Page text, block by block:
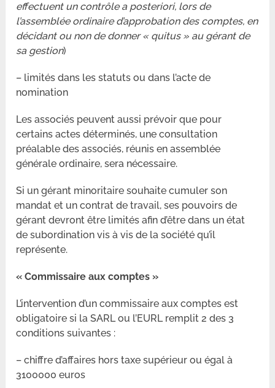
effectuent un contrôle a posteriori, lors de
l’assemblée ordinaire d’approbation des comptes, en
décidant ou non de donner « quitus » au gérant de
sa gestion)
– limités dans les statuts ou dans l’acte de
nomination
Les associés peuvent aussi prévoir que pour
certains actes déterminés, une consultation
préalable des associés, réunis en assemblée
générale ordinaire, sera nécessaire.
Si un gérant minoritaire souhaite cumuler son
mandat et un contrat de travail, ses pouvoirs de
gérant devront être limités afin d’être dans un état
de subordination vis à vis de la société qu’il
représente.
« Commissaire aux comptes »
L’intervention d’un commissaire aux comptes est
obligatoire si la SARL ou l’EURL remplit 2 des 3
conditions suivantes :
– chiffre d’affaires hors taxe supérieur ou égal à
3100000 euros